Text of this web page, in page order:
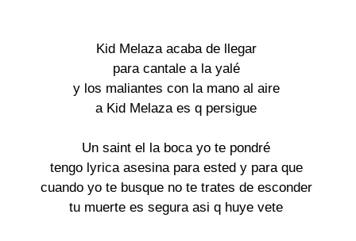
Kid Melaza acaba de llegar
para cantale a la yalé
y los maliantes con la mano al aire
a Kid Melaza es q persigue
Un saint el la boca yo te pondré
tengo lyrica asesina para ested y para que
cuando yo te busque no te trates de esconder
tu muerte es segura asi q huye vete